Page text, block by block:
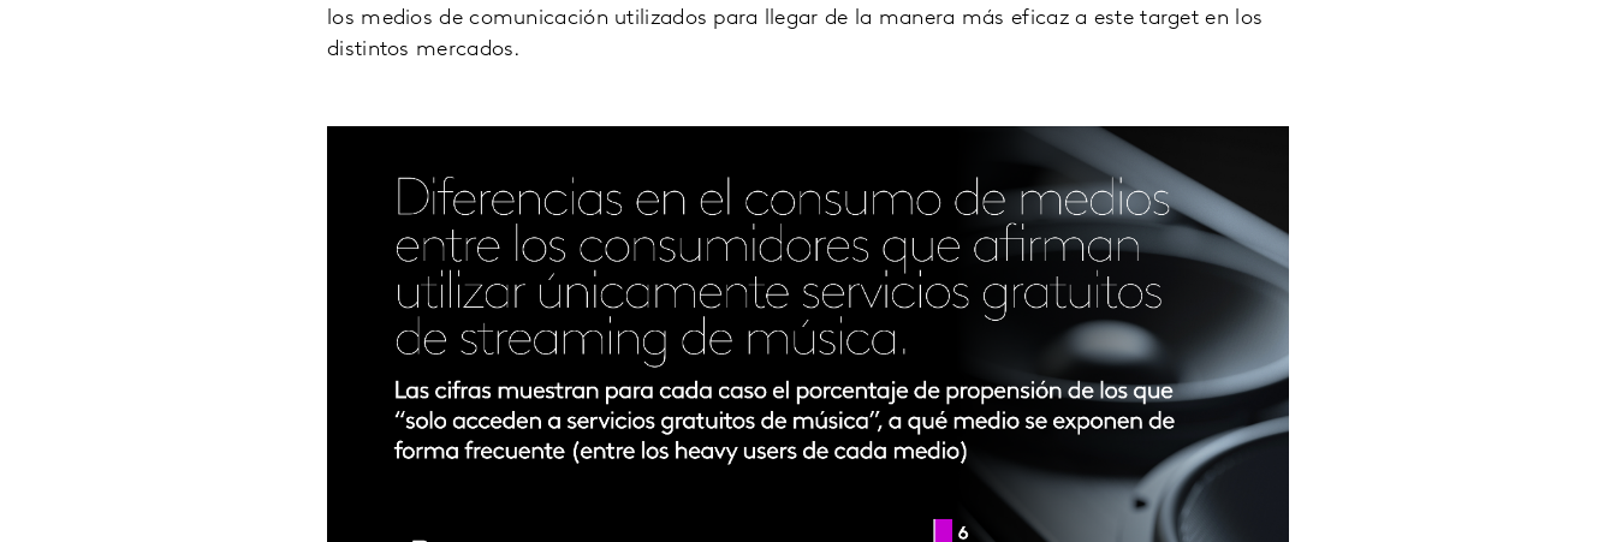
los medios de comunicación utilizados para llegar de la manera más eficaz a este target en los
distintos mercados.